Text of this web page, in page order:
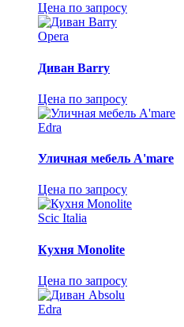
Цена по запросу
Opera
Диван Barry
Цена по запросу
Edra
Уличная мебель A'mare
Цена по запросу
Scic Italia
Кухня Monolite
Цена по запросу
Edra